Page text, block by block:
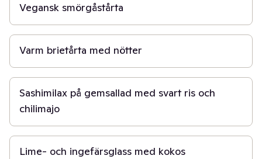
Vegansk smörgåstårta
20 min
Varm brietårta med nötter
1 t
Sashimilax på gemsallad med svart ris och
chilimajo
10 min
Lime- och ingefärsglass med kokos